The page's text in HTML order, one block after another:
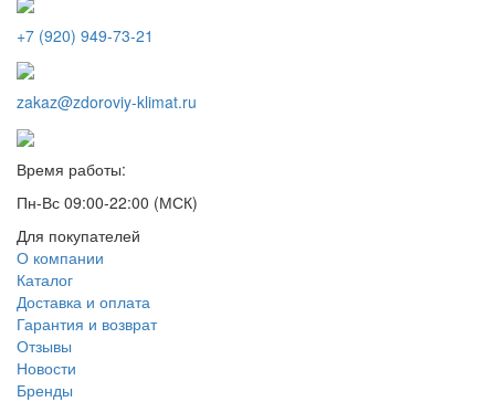
+7 (920) 949-73-21
zakaz@zdoroviy-klimat.ru
Время работы:
Пн-Вс 09:00-22:00 (МСК)
Для покупателей
О компании
Каталог
Доставка и оплата
Гарантия и возврат
Отзывы
Новости
Бренды